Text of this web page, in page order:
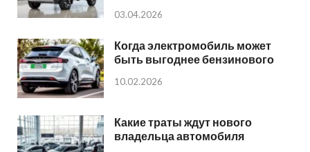
03.04.2026
Когда электромобиль может
быть выгоднее бензинового
10.02.2026
Какие траты ждут нового
владельца автомобиля